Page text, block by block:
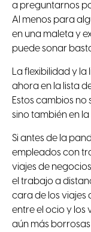
a preguntarnos
Al menos para
en una maleta y
puede sonar
La flexibilidad y
ahora en la lista
Estos cambios no
sino también en
Si antes de la
empleados con
viajes de
el trabajo a
cara de los viajes
entre el ocio y los
aún más